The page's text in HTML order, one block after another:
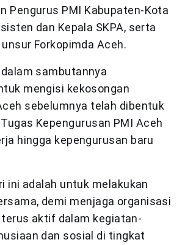
Pengurus PMI Kabupaten-Kota
dan Kepala SKPA, serta
Forkopimda Aceh.
sambutannya
mengisi kekosongan
sebelumnya telah dibentuk
Kepengurusan PMI Aceh
hingga kepengurusan baru
ini adalah untuk melakukan
demi menjaga organisasi
aktif dalam kegiatan-
dan sosial di tingkat